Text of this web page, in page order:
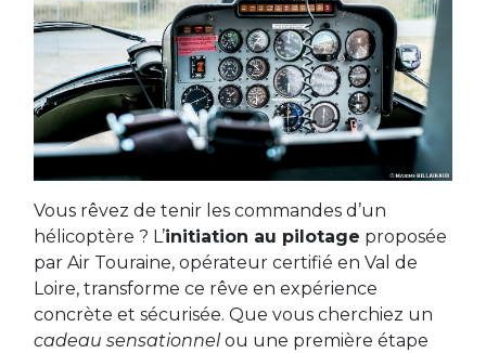
Vous rêvez de tenir les commandes d’un
hélicoptère ? L’initiation au pilotage proposée
par Air Touraine, opérateur certifié en Val de
Loire, transforme ce rêve en expérience
concrète et sécurisée. Que vous cherchiez un
cadeau sensationnel ou une première étape